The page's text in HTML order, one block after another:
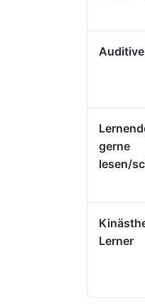
gerne
lesen/
Lerner